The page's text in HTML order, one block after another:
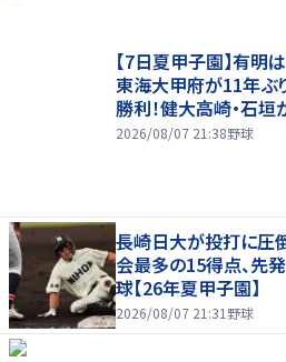
【7日夏甲子園】有明
東海大甲府が11年ぶ
勝利！健大高崎・石垣
2026/08/07 21:38野球
長崎日大が投打に圧
会最多の15得点、先
球【26年夏甲子園】
2026/08/07 21:31 野球